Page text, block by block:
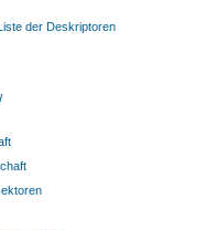
der Deskriptoren